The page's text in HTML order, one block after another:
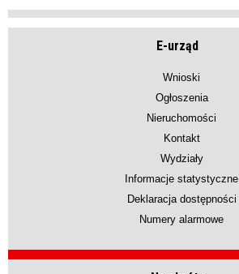
E-urząd
Wnioski
Ogłoszenia
Nieruchomości
Kontakt
Wydziały
Informacje statystyczne
Deklaracja dostępności
Numery alarmowe